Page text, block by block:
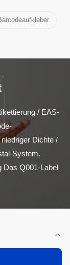
/ EAS-
Dichte /
System.
Das Q001-Label